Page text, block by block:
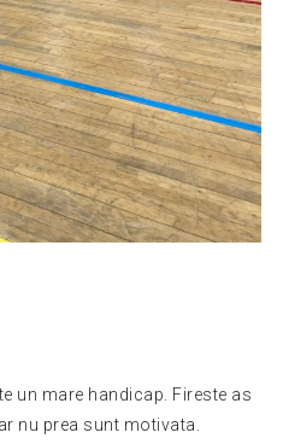
un mare handicap. Fireste as
nu prea sunt motivata.